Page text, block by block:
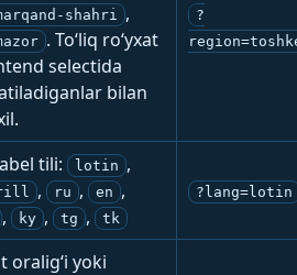
shahri ,
. To‘liq ro‘yxat
selectida
bilan
?
tili: lotin ,
, ru , en ,
, ky , tg , tk
?lang=lotin
oralig‘i yoki